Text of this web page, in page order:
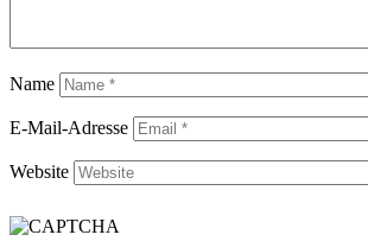
Name
E-Mail-Adresse
Website